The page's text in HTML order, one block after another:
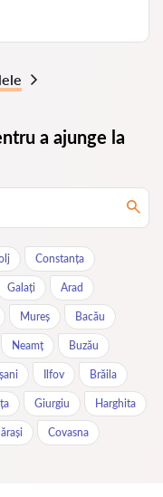
a ajunge la
Constanța
Galați Arad
Mureș Bacău
Neamț Buzău
Ilfov Brăila
Giurgiu Harghita
Covasna